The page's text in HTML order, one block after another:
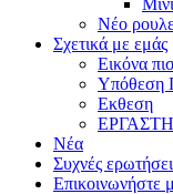
Νέο
Σχετικά με εμάς
Εικόνα
Υπόθεση
Εκθεση
Νέα
Συχνές
Επικοινωνήστε